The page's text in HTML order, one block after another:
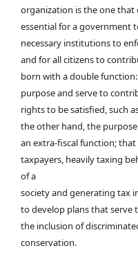
organization is the one
essential for a government
necessary institutions to
and for all citizens to
born with a double
purpose and serve to
rights to be satisfied, such
the other hand, the
an extra-fiscal function;
taxpayers, heavily taxing
of a
society and generating tax
to develop plans that serve
the inclusion of
conservation.